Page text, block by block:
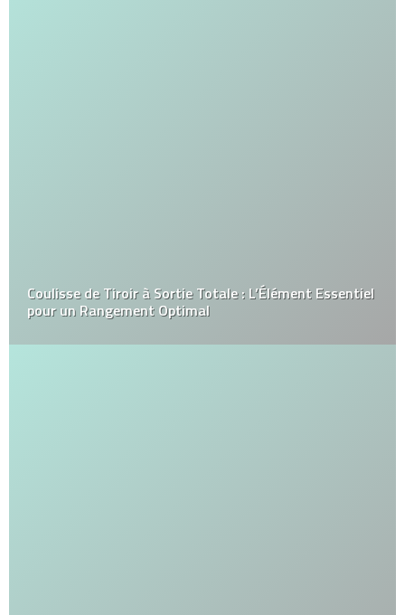
Coulisse de Tiroir à Sortie Totale : L’Élément Essentiel
pour un Rangement Optimal